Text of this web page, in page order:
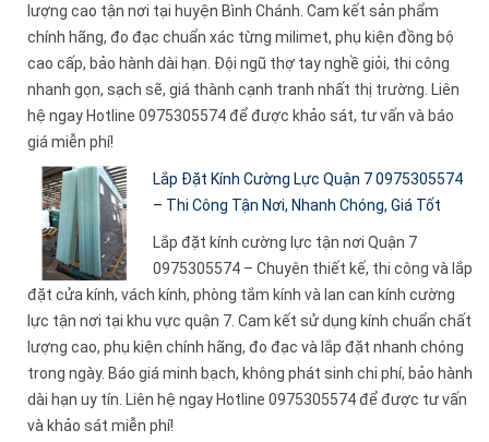
lượng cao tận nơi tại huyện Bình Chánh. Cam kết sản phẩm
chính hãng, đo đạc chuẩn xác từng milimet, phụ kiện đồng bộ
cao cấp, bảo hành dài hạn. Đội ngũ thợ tay nghề giỏi, thi công
nhanh gọn, sạch sẽ, giá thành cạnh tranh nhất thị trường. Liên
hệ ngay Hotline 0975305574 để được khảo sát, tư vấn và báo
giá miễn phí!
Lắp Đặt Kính Cường Lực Quận 7 0975305574
– Thi Công Tận Nơi, Nhanh Chóng, Giá Tốt
Lắp đặt kính cường lực tận nơi Quận 7
0975305574 – Chuyên thiết kế, thi công và lắp
đặt cửa kính, vách kính, phòng tắm kính và lan can kính cường
lực tận nơi tại khu vực quận 7. Cam kết sử dụng kính chuẩn chất
lượng cao, phụ kiện chính hãng, đo đạc và lắp đặt nhanh chóng
trong ngày. Báo giá minh bạch, không phát sinh chi phí, bảo hành
dài hạn uy tín. Liên hệ ngay Hotline 0975305574 để được tư vấn
và khảo sát miễn phí!